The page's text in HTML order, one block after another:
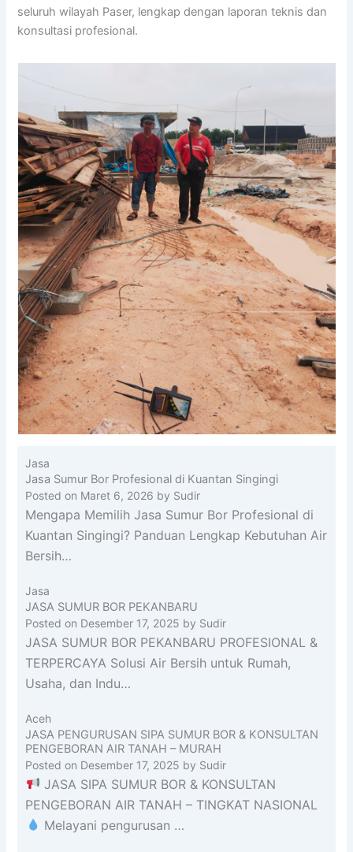
seluruh wilayah Paser, lengkap dengan laporan teknis dan
konsultasi profesional.
Jasa
Jasa Sumur Bor Profesional di Kuantan Singingi
Posted on Maret 6, 2026 by Sudir
Mengapa Memilih Jasa Sumur Bor Profesional di
Kuantan Singingi? Panduan Lengkap Kebutuhan Air
Bersih…
Jasa
JASA SUMUR BOR PEKANBARU
Posted on Desember 17, 2025 by Sudir
JASA SUMUR BOR PEKANBARU PROFESIONAL &
TERPERCAYA Solusi Air Bersih untuk Rumah,
Usaha, dan Indu…
Aceh
JASA PENGURUSAN SIPA SUMUR BOR & KONSULTAN
PENGEBORAN AIR TANAH – MURAH
Posted on Desember 17, 2025 by Sudir
JASA SIPA SUMUR BOR & KONSULTAN
PENGEBORAN AIR TANAH – TINGKAT NASIONAL
Melayani pengurusan …